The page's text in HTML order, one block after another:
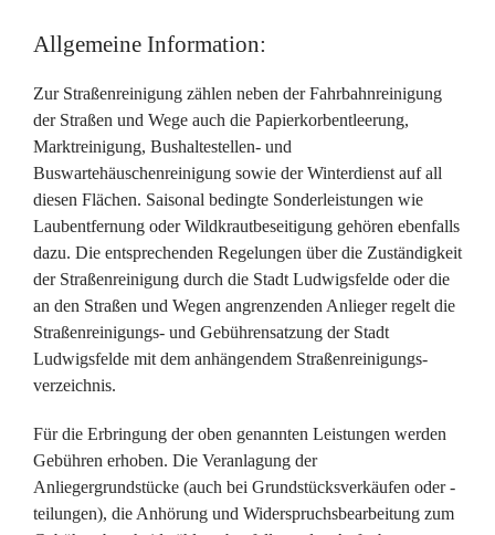
Allgemeine Information:
Zur Straßenreinigung zählen neben der Fahrbahnreinigung
der Straßen und Wege auch die Papierkorbentleerung,
Marktreinigung, Bushaltestellen- und
Buswartehäuschenreini­gung sowie der Winterdienst auf all
diesen Flächen. Saisonal bedingte Sonderleistungen wie
Laubentfernung oder Wildkrautbeseitigung gehören ebenfalls
dazu. Die entsprechenden Regelungen über die Zuständigkeit
der Straßenreinigung durch die Stadt Ludwigsfelde oder die
an den Straßen und Wegen angrenzenden Anlieger regelt die
Straßenreinigungs- und Gebührensatzung der Stadt
Ludwigsfelde mit dem anhängendem Straßenreinigungs­
verzeichnis.
Für die Erbringung der oben genannten Leistungen werden
Gebühren erhoben. Die Veranlagung der
Anliegergrundstücke (auch bei Grundstücksverkäufen oder -
teilungen), die Anhörung und Widerspruchsbearbeitung zum